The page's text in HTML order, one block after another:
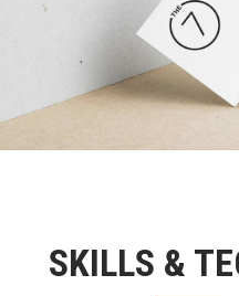
SKILLS &